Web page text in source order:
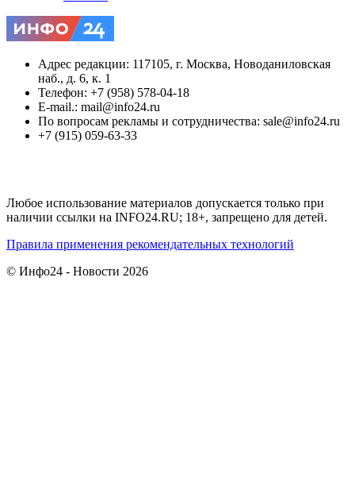
Адрес редакции: 117105, г. Москва, Новоданиловская
наб., д. 6, к. 1
Телефон: +7 (958) 578-04-18
E-mail.: mail@info24.ru
По вопросам рекламы и сотрудничества: sale@info24.ru
+7 (915) 059-63-33
Любое использование материалов допускается только при
наличии ссылки на INFO24.RU; 18+, запрещено для детей.
Правила применения рекомендательных технологий
© Инфо24 - Новости 2026